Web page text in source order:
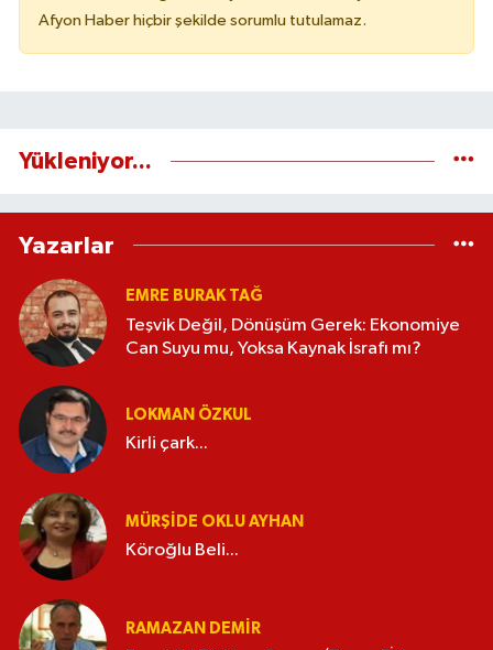
Afyon Haber hiçbir şekilde sorumlu tutulamaz.
Yükleniyor...
Yazarlar
EMRE BURAK TAĞ
Teşvik Değil, Dönüşüm Gerek: Ekonomiye
Can Suyu mu, Yoksa Kaynak İsrafı mı?
LOKMAN ÖZKUL
Kirli çark...
MÜRŞIDE OKLU AYHAN
Köroğlu Beli...
RAMAZAN DEMİR